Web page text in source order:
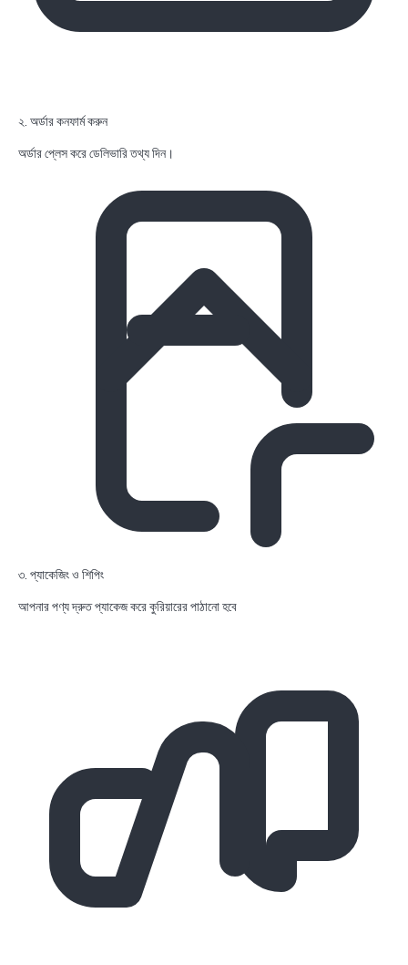
২. অর্ডার কনফার্ম করুন
অর্ডার প্লেস করে ডেলিভারি তথ্য দিন।
৩. প্যাকেজিং ও শিপিং
আপনার পণ্য দ্রুত প্যাকেজ করে কুরিয়ারের পাঠানো হবে